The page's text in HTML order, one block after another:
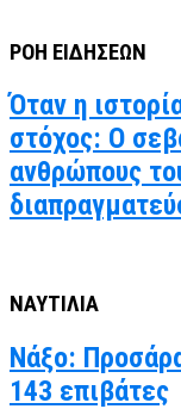
ΡΟΗ ΕΙΔΗΣΕΩΝ
Όταν η
στόχος: Ο
ανθρώπους
ΝΑΥΤΙΛΙΑ
Νάξο:
143 επιβάτες